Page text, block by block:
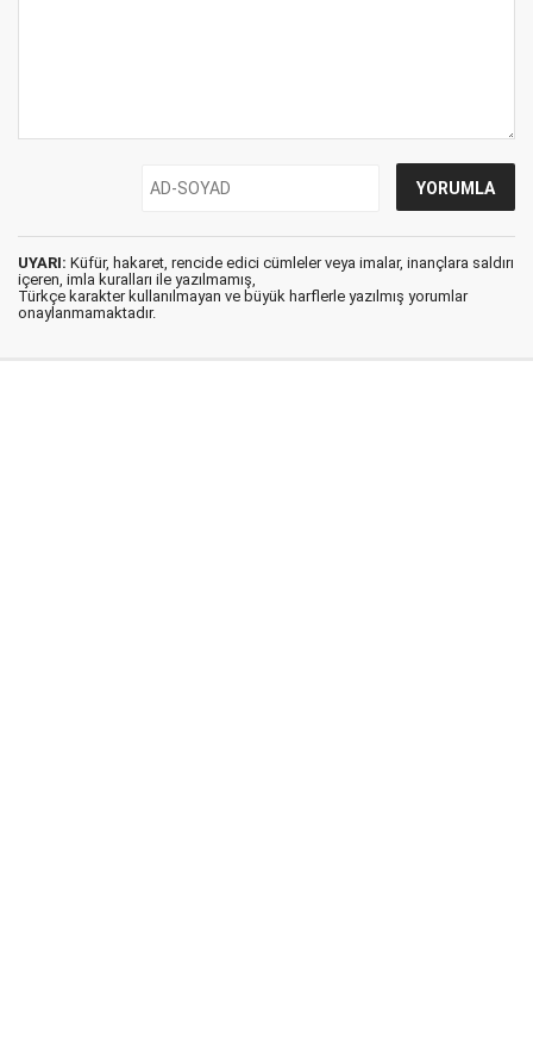
UYARI: Küfür, hakaret, rencide edici cümleler veya imalar, inançlara saldırı
içeren, imla kuralları ile yazılmamış,
Türkçe karakter kullanılmayan ve büyük harflerle yazılmış yorumlar
onaylanmamaktadır.